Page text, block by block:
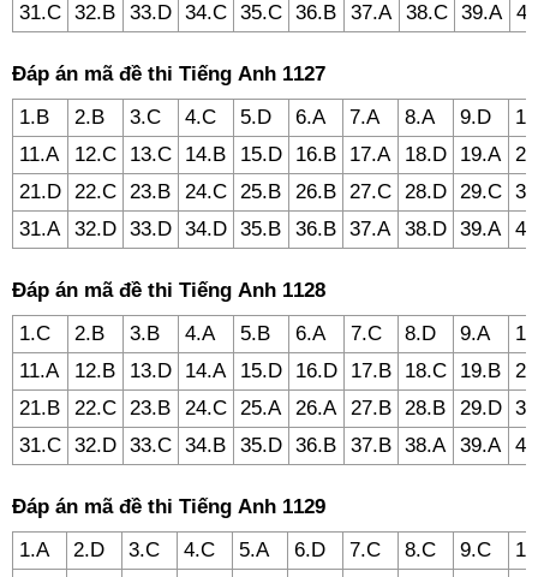
31.C 32.B 33.D 34.C 35.C 36.B 37.A 38.C 39.A
Đáp án mã đề thi Tiếng Anh 1127
1.B
2.B 3.C 4.C 5.D 6.A 7.A 8.A 9.D
11.A
12.C 13.C 14.B 15.D 16.B 17.A 18.D 19.A
21.D 22.C 23.B 24.C 25.B 26.B 27.C 28.D 29.C
31.A
32.D 33.D 34.D 35.B 36.B 37.A 38.D 39.A
Đáp án mã đề thi Tiếng Anh 1128
1.C
2.B 3.B 4.A 5.B 6.A 7.C 8.D 9.A
11.A
12.B 13.D 14.A 15.D 16.D 17.B 18.C 19.B
21.B
22.C 23.B 24.C 25.A 26.A 27.B 28.B 29.D
31.C 32.D 33.C 34.B 35.D 36.B 37.B 38.A 39.A
Đáp án mã đề thi Tiếng Anh 1129
1.A
2.D 3.C 4.C 5.A 6.D 7.C 8.C 9.C